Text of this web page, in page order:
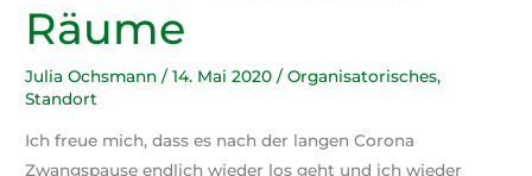
Räume
Julia Ochsmann/14. Mai 2020/Organisatorisches,
Standort
Ich freue mich, dass es nach der langen Corona
Zwangspause endlich wieder los geht und ich wieder